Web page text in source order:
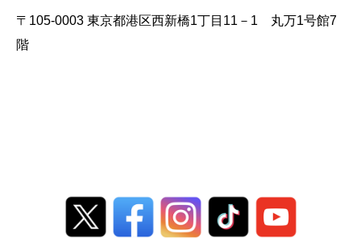
〒105-0003 東京都港区西新橋1丁目11－1 丸万1号館7
階